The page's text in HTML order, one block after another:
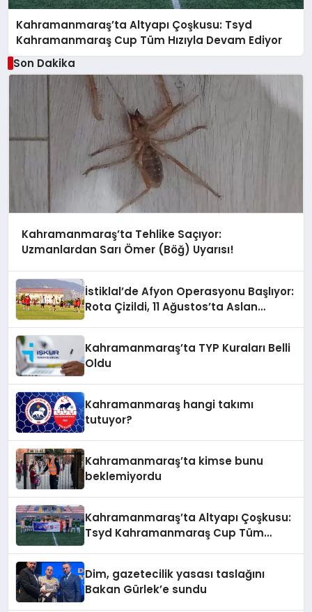
Kahramanmaraş’ta Altyapı Çoşkusu: Tsyd
Kahramanmaraş Cup Tüm Hızıyla Devam Ediyor
Son Dakika
Kahramanmaraş’ta Tehlike Saçıyor:
Uzmanlardan Sarı Ömer (Böğ) Uyarısı!
İstiklal’de Afyon Operasyonu Başlıyor:
Rota Çizildi, 11 Ağustos’ta Aslan
Kahramanmaraş’ta TYP Kuraları Belli
Oldu
Kahramanmaraş hangi takımı
tutuyor?
Kahramanmaraş’ta kimse bunu
beklemiyordu
Kahramanmaraş’ta Altyapı Çoşkusu:
Tsyd Kahramanmaraş Cup Tüm
Dim, gazetecilik yasası taslağını
Bakan Gürlek’e sundu